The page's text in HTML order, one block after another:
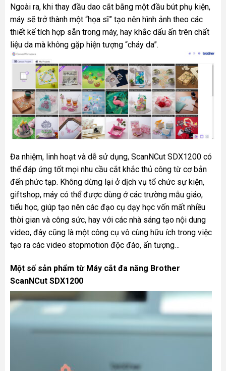
Ngoài ra, khi thay đầu dao cắt bằng một đầu bút phụ kiện,
máy sẽ trở thành một “họa sĩ” tạo nên hình ảnh theo các
thiết kế tích hợp sẵn trong máy, hay khắc dấu ấn trên chất
liệu da mà không gặp hiện tượng “cháy da”.
Đa nhiệm, linh hoạt và dễ sử dụng, ScanNCut SDX1200 có
thể đáp ứng tốt mọi nhu cầu cắt khắc thủ công từ cơ bản
đến phức tạp. Không dừng lại ở dịch vụ tổ chức sự kiện,
giftshop, máy có thể được dùng ở các trường mẫu giáo,
tiểu học, giúp tạo nên các đạo cụ dạy học vốn mất nhiều
thời gian và công sức, hay với các nhà sáng tạo nội dung
video, đây cũng là một công cụ vô cùng hữu ích trong việc
tạo ra các video stopmotion độc đáo, ấn tượng…
Một số sản phẩm từ Máy cắt đa năng Brother
ScanNCut SDX1200